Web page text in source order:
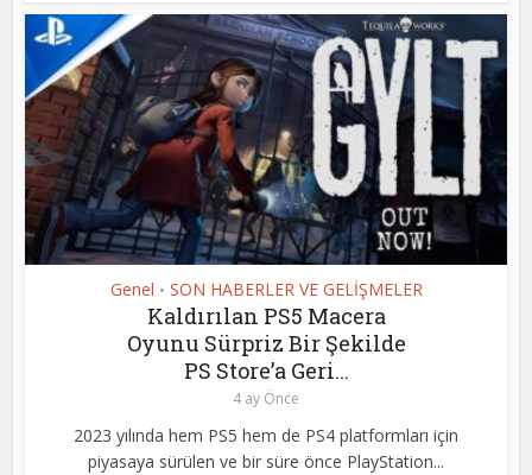
Genel • SON HABERLER VE GELİŞMELER
Kaldırılan PS5 Macera
Oyunu Sürpriz Bir Şekilde
PS Store’a Geri...
4 ay Önce
2023 yılında hem PS5 hem de PS4 platformları için
piyasaya sürülen ve bir süre önce PlayStation...